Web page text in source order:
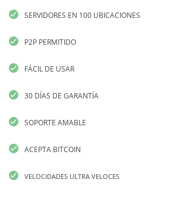
SERVIDORES EN 100 UBICACIONES
P2P PERMITIDO
FÁCIL DE USAR
30 DÍAS DE GARANTÍA
SOPORTE AMABLE
ACEPTA BITCOIN
VELOCIDADES ULTRA VELOCES